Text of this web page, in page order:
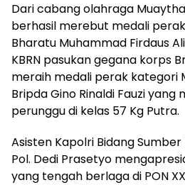
Dari cabang olahraga
berhasil merebut medali
Bharatu Muhammad Firdaus
KBRN pasukan gegana korps
meraih medali perak kategori
Bripda Gino Rinaldi Fauzi yang
perunggu di kelas 57 Kg Putra.
Asisten Kapolri Bidang
Pol. Dedi Prasetyo
yang tengah berlaga di PON